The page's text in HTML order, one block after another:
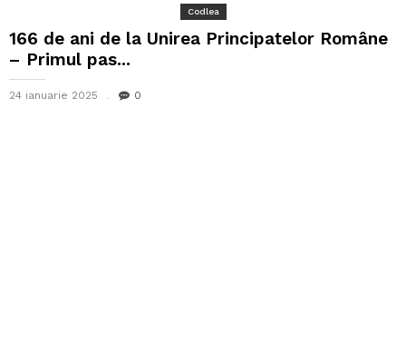
Codlea
166 de ani de la Unirea Principatelor Române
– Primul pas...
24 ianuarie 2025 0